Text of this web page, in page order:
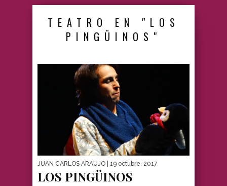
TEATRO EN "LOS
PINGÜINOS"
JUAN CARLOS ARAUJO | 19 octubre, 2017
LOS PINGÜINOS